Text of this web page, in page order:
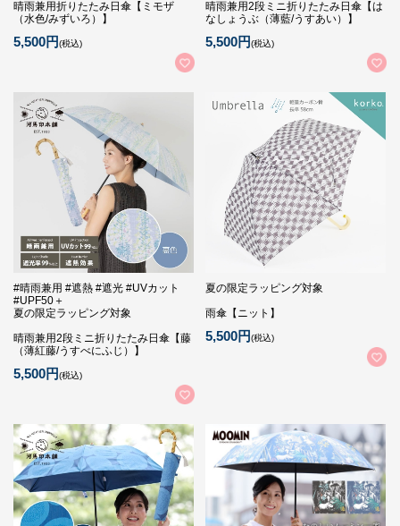
晴雨兼用折りたたみ日傘【ミモザ
（水色/みずいろ）】
5,500円(税込)
晴雨兼用2段ミニ折りたたみ日傘【は
なしょうぶ（薄藍/うすあい）】
5,500円(税込)
#晴雨兼用 #遮熱 #遮光 #UVカット
#UPF50＋
夏の限定ラッピング対象
晴雨兼用2段ミニ折りたたみ日傘【藤
（薄紅藤/うすべにふじ）】
5,500円(税込)
夏の限定ラッピング対象
雨傘【ニット】
5,500円(税込)